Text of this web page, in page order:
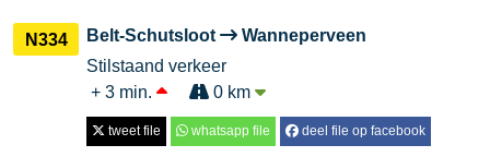
N334 Belt-Schutsloot
Wanneperveen
Stilstaand verkeer
+ 3 min.
0 km
tweet file whatsapp file deel file op facebook